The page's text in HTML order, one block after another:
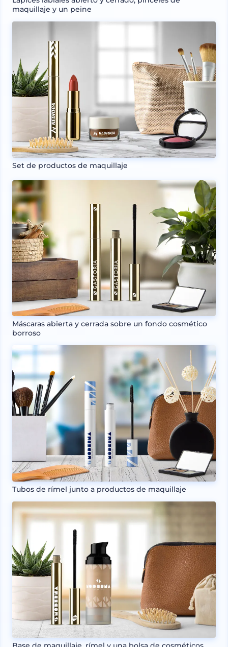
maquillaje y un peine
Set de productos de maquillaje
Máscaras abierta y cerrada sobre un fondo cosmético
borroso
Tubos de rímel junto a productos de maquillaje